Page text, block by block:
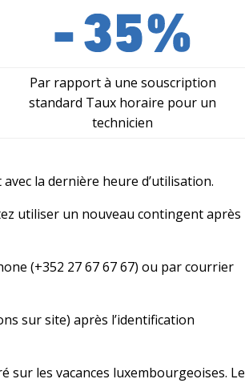
Par rapport à une souscription
standard Taux horaire pour un
technicien
la dernière heure d’utilisation.
utiliser un nouveau contingent après
(+352 27 67 67 67) ou par courrier
sur site) après l’identification
sur les vacances luxembourgeoises. Le